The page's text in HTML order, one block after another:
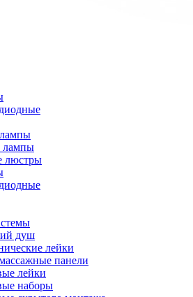
лампы
люстры
душ
лейки
панели
лейки
наборы